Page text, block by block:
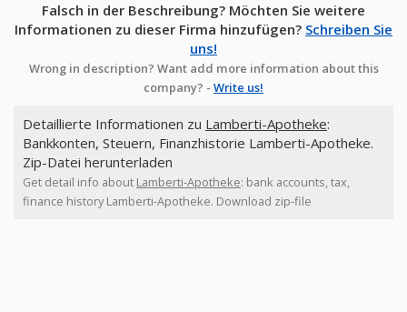
Falsch in der Beschreibung? Möchten Sie weitere
Informationen zu dieser Firma hinzufügen? Schreiben Sie
uns!
Wrong in description? Want add more information about this
company? - Write us!
Detaillierte Informationen zu Lamberti-Apotheke:
Bankkonten, Steuern, Finanzhistorie Lamberti-Apotheke.
Zip-Datei herunterladen
Get detail info about Lamberti-Apotheke: bank accounts, tax,
finance history Lamberti-Apotheke. Download zip-file